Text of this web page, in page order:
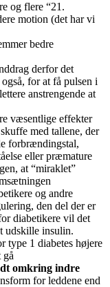
og flere “21.
motion (det har vi
bedre
derfor det
for at få pulsen i
anstrengende at
væsentlige effekter
med tallene, der
forbrændingstal,
eller præmature
at “miraklet”
og andre
den del der er
diabetikere vil det
udskille insulin.
type 1 diabetes højere
gå
omkring indre
for leddene end